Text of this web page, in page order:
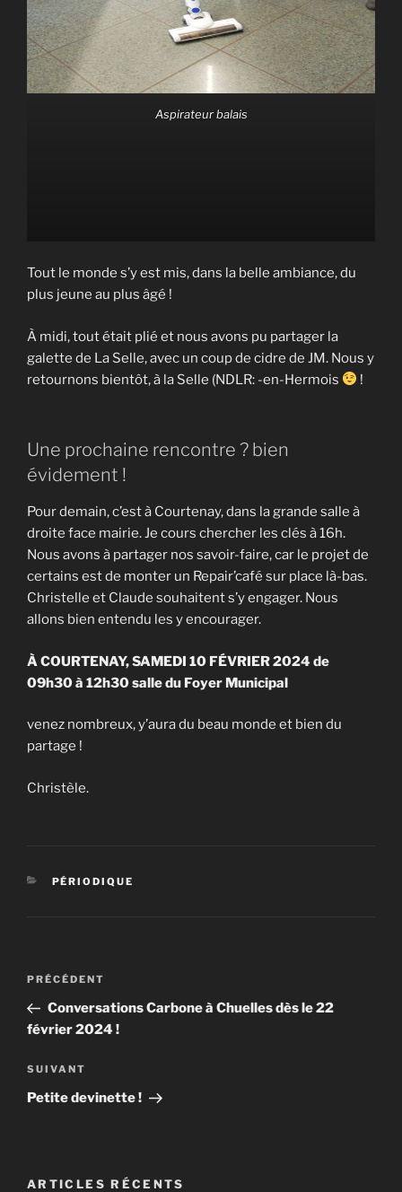
Aspirateur balais
Tout le monde s’y est mis, dans la belle ambiance, du
plus jeune au plus âgé !
À midi, tout était plié et nous avons pu partager la
galette de La Selle, avec un coup de cidre de JM. Nous y
retournons bientôt, à la Selle (NDLR: -en-Hermois
!
Une prochaine rencontre ? bien
évidement !
Pour demain, c’est à Courtenay, dans la grande salle à
droite face mairie. Je cours chercher les clés à 16h.
Nous avons à partager nos savoir-faire, car le projet de
certains est de monter un Repair’café sur place là-bas.
Christelle et Claude souhaitent s’y engager. Nous
allons bien entendu les y encourager.
À COURTENAY, SAMEDI 10 FÉVRIER 2024 de
09h30 à 12h30 salle du Foyer Municipal
venez nombreux, y’aura du beau monde et bien du
partage !
Christèle.
CATÉGORIES
PÉRIODIQUE
Navigation
l’article
Article
précédent
PRÉCÉDENT
Conversations Carbone à Chuelles dès le 22
février 2024 !
Article
suivant
SUIVANT
Petite devinette !
ARTICLES RÉCENTS